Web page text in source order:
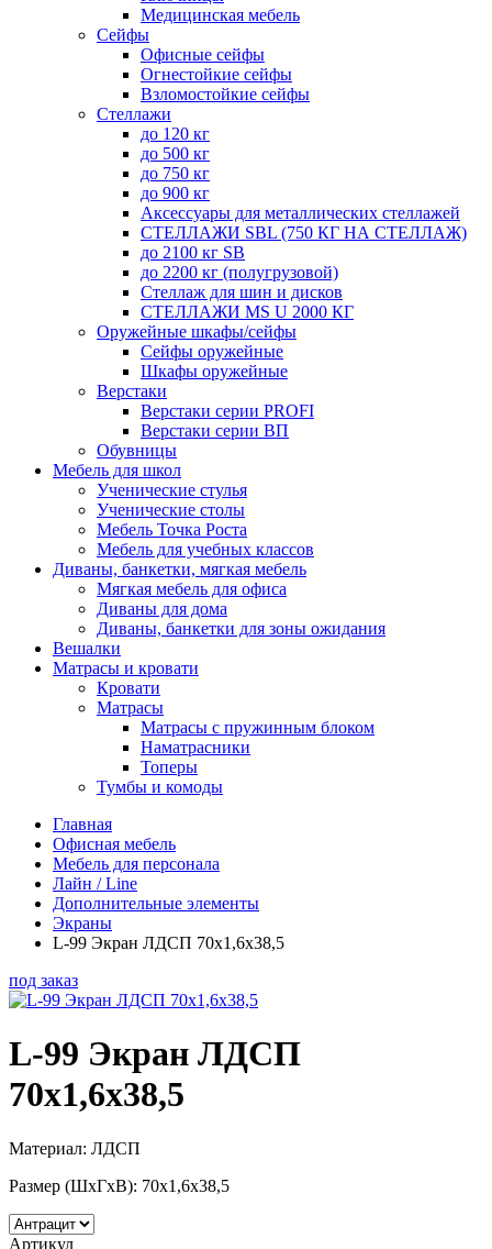
Медицинская мебель
Сейфы
Офисные сейфы
Огнестойкие сейфы
Взломостойкие сейфы
Стеллажи
до 120 кг
до 500 кг
до 750 кг
до 900 кг
Аксессуары для металлических стеллажей
СТЕЛЛАЖИ SBL (750 КГ НА СТЕЛЛАЖ)
до 2100 кг SB
до 2200 кг (полугрузовой)
Стеллаж для шин и дисков
СТЕЛЛАЖИ MS U 2000 КГ
Оружейные шкафы/сейфы
Сейфы оружейные
Шкафы оружейные
Верстаки
Верстаки серии PROFI
Верстаки серии ВП
Обувницы
Мебель для школ
Ученические стулья
Ученические столы
Мебель Точка Роста
Мебель для учебных классов
Диваны, банкетки, мягкая мебель
Мягкая мебель для офиса
Диваны для дома
Диваны, банкетки для зоны ожидания
Вешалки
Матрасы и кровати
Кровати
Матрасы
Матрасы с пружинным блоком
Наматрасники
Топеры
Тумбы и комоды
Главная
Офисная мебель
Мебель для персонала
Лайн / Line
Дополнительные элементы
Экраны
L-99 Экран ЛДСП 70х1,6х38,5
под заказ
L-99 Экран ЛДСП
70х1,6х38,5
Материал: ЛДСП
Размер (ШхГхВ): 70х1,6х38,5
Артикул